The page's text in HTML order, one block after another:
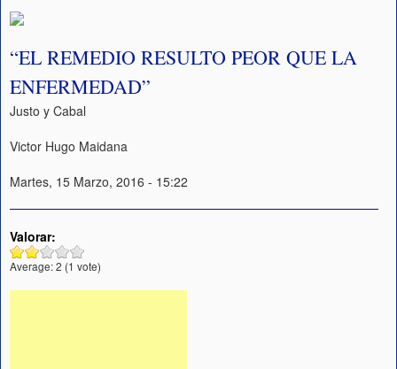
“EL REMEDIO RESULTO PEOR QUE LA
ENFERMEDAD”
Justo y Cabal
Victor Hugo Maidana
Martes, 15 Marzo, 2016 - 15:22
Valorar:
Average:2 (1 vote)